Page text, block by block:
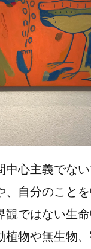
心主義でな
、自分のこと
観ではない生
植物や無生物